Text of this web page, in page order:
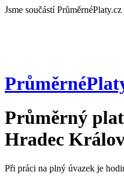
Jsme součástí
Průměrný
Hradec
Při práci na plný úvazek je